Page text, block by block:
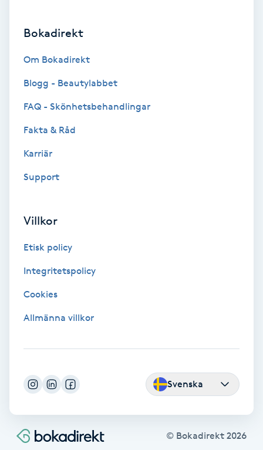
Gellack med förstärkning
Gruppträning
Headspa
HIFU
Bokadirekt
Om Bokadirekt
Blogg - Beautylabbet
FAQ - Skönhetsbehandlingar
Fakta & Råd
Karriär
Support
Villkor
Etisk policy
Integritetspolicy
Cookies
Allmänna villkor
Svenska
© Bokadirekt 2026